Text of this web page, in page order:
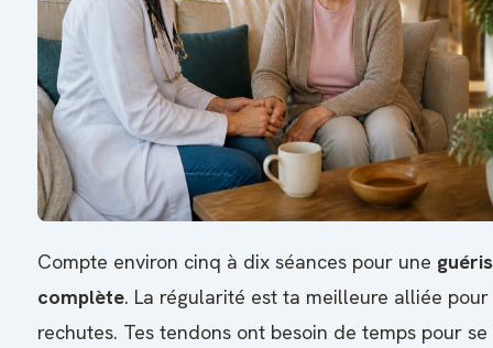
Compte environ cinq à dix séances pour une
complète. La régularité est ta meilleure alliée
rechutes. Tes tendons ont besoin de temps pour se